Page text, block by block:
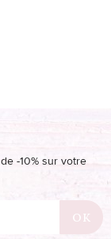
-10% sur votre